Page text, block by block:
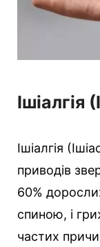
Ішіалгія
Ішіалгія
приводів
60%
спиною, і
частих